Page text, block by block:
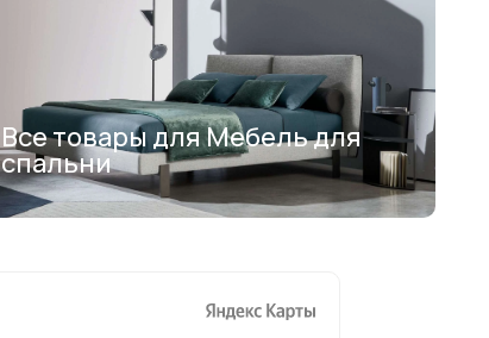
Все товары для Мебель для
спальни